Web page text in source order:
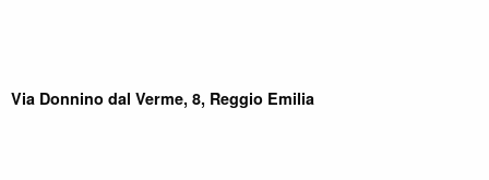
Via Donnino dal Verme, 8, Reggio Emilia